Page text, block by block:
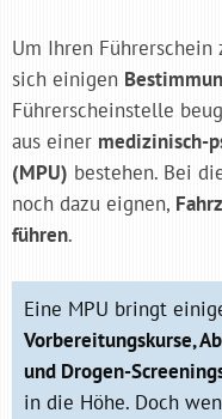
Um Ihren Führerschein
sich einigen
Führerscheinstelle
aus einer medizinisch-
(MPU) bestehen. Bei
noch dazu eignen,
führen.
Eine MPU bringt
Vorbereitungskurse,
und Drogen-
in die Höhe. Doch